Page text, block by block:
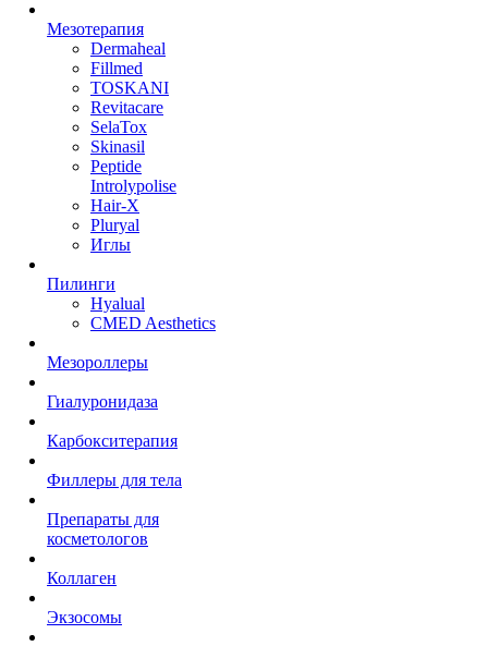
Мезотерапия
Dermaheal
Fillmed
TOSKANI
Revitacare
SelaTox
Skinasil
Peptide
Introlypolise
Hair-X
Pluryal
Иглы
Пилинги
Hyalual
CMED Aesthetics
Мезороллеры
Гиалуронидаза
Карбокситерапия
Филлеры для тела
Препараты для
косметологов
Коллаген
Экзосомы